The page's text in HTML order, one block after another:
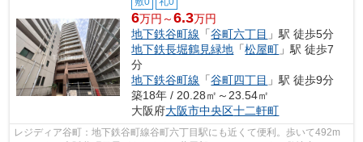
6万円～6.3万円
地下鉄谷町線 「谷町六丁目 」駅 徒歩5分
地下鉄長堀鶴見緑地 「松屋町 」駅 徒歩7
分
地下鉄谷町線 「谷町四丁目 」駅 徒歩9分
築18年 / 20.28㎡～23.54㎡
大阪府大阪市中央区十二軒町
レジディア谷町：地下鉄谷町線谷町六丁目駅にも近くて便利。歩いて492m